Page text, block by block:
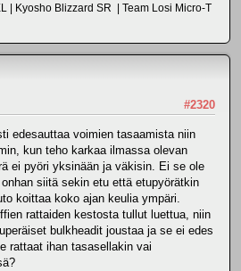
| Kyosho Blizzard SR | Team Losi Micro-T
#2320
edesauttaa voimien tasaamista niin
kun teho karkaa ilmassa olevan
ei pyöri yksinään ja väkisin. Ei se ole
siitä sekin etu että etupyörätkin
koittaa koko ajan keulia ympäri.
rattaiden kestosta tullut luettua, niin
bulkheadit joustaa ja se ei edes
rattaat ihan tasasellakin vai